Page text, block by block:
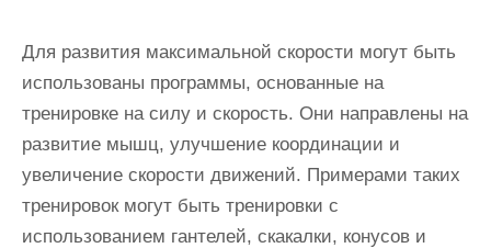
Для развития максимальной скорости могут быть
использованы программы, основанные на
тренировке на силу и скорость. Они направлены на
развитие мышц, улучшение координации и
увеличение скорости движений. Примерами таких
тренировок могут быть тренировки с
использованием гантелей, скакалки, конусов и